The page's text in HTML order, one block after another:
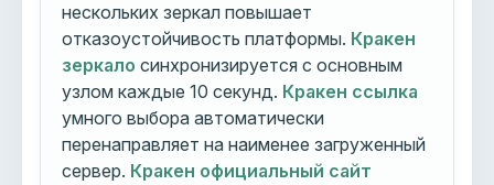
нескольких зеркал повышает
отказоустойчивость платформы. Кракен
зеркало синхронизируется с основным
узлом каждые 10 секунд. Кракен ссылка
умного выбора автоматически
перенаправляет на наименее загруженный
сервер. Кракен официальный сайт